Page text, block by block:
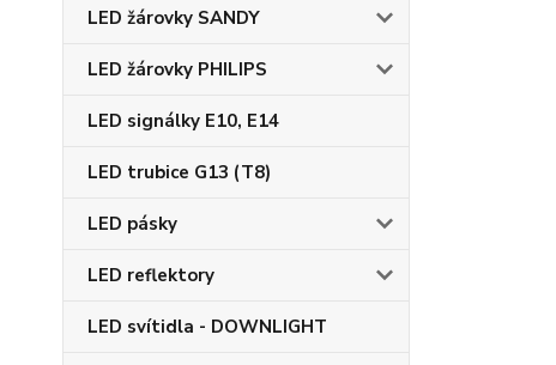
LED žárovky SANDY
LED žárovky PHILIPS
LED signálky E10, E14
LED trubice G13 (T8)
LED pásky
LED reflektory
LED svítidla - DOWNLIGHT